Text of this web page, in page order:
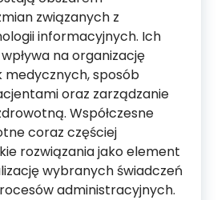
związanych z
informacyjnych. Ich
na organizację
sposób
oraz zarządzanie
Współczesne
coraz częściej
rozwiązania jako element
wybranych świadczeń
administracyjnych.